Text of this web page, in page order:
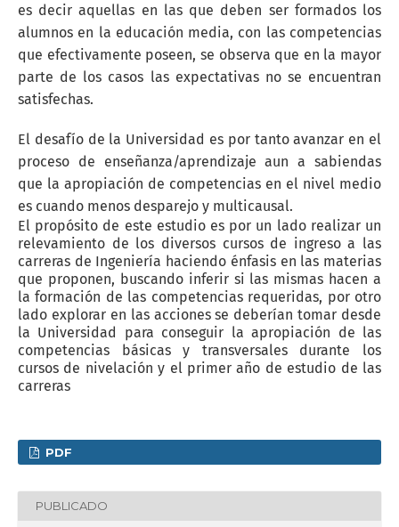
es decir aquellas en las que deben ser formados los
alumnos en la educación media, con las competencias
que efectivamente poseen, se observa que en la mayor
parte de los casos las expectativas no se encuentran
satisfechas.
El desafío de la Universidad es por tanto avanzar en el
proceso de enseñanza/aprendizaje aun a sabiendas
que la apropiación de competencias en el nivel medio
es cuando menos desparejo y multicausal.
El propósito de este estudio es por un lado realizar un
relevamiento de los diversos cursos de ingreso a las
carreras de Ingeniería haciendo énfasis en las materias
que proponen, buscando inferir si las mismas hacen a
la formación de las competencias requeridas, por otro
lado explorar en las acciones se deberían tomar desde
la Universidad para conseguir la apropiación de las
competencias básicas y transversales durante los
cursos de nivelación y el primer año de estudio de las
carreras
PDF
PUBLICADO